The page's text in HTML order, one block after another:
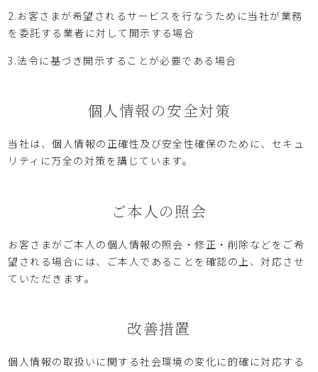
2.お客さまが希望されるサービスを行なうために当社が業務
を委託する業者に対して開示する場合
3.法令に基づき開示することが必要である場合
個人情報の安全対策
当社は、個人情報の正確性及び安全性確保のために、セキュ
リティに万全の対策を講じています。
ご本人の照会
お客さまがご本人の個人情報の照会・修正・削除などをご希
望される場合には、ご本人であることを確認の上、対応させ
ていただきます。
改善措置
個人情報の取扱いに関する社会環境の変化に的確に対応する